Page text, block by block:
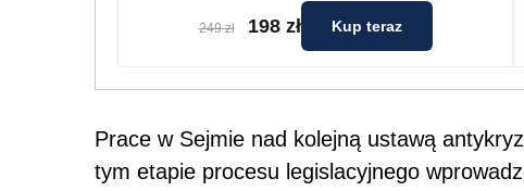
249 zł 198 zł Kup teraz
Prace w Sejmie nad kolejną ustawą
tym etapie procesu legislacyjnego